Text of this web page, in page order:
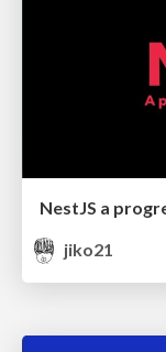
NestJS a
jiko21